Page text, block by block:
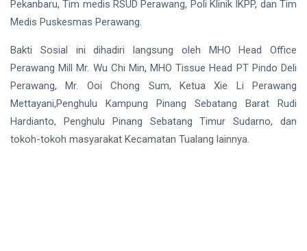
Pekanbaru, Tim medis RSUD Perawang, Poli Klinik IKPP, dan Tim
Medis Puskesmas Perawang.
Bakti Sosial ini dihadiri langsung oleh MHO Head Office
Perawang Mill Mr. Wu Chi Min, MHO Tissue Head PT Pindo Deli
Perawang, Mr. Ooi Chong Sum, Ketua Xie Li Perawang
Mettayani,Penghulu Kampung Pinang Sebatang Barat Rudi
Hardianto, Penghulu Pinang Sebatang Timur Sudarno, dan
tokoh-tokoh masyarakat Kecamatan Tualang lainnya.